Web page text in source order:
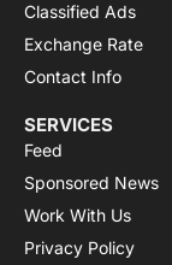
Classified Ads
Exchange Rate
Contact Info
SERVICES
Feed
Sponsored News
Work With Us
Privacy Policy